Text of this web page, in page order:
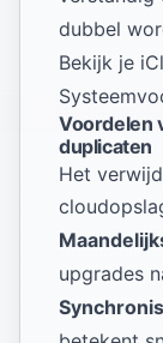
dubbel
Bekijk je
Voordelen
duplicaten
Het
upgrades